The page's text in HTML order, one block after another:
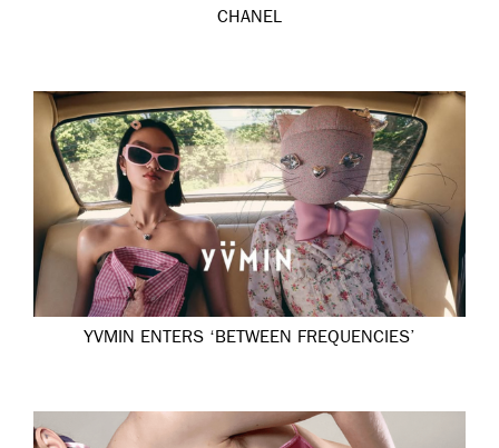
CHANEL
YVMIN ENTERS ‘BETWEEN FREQUENCIES’